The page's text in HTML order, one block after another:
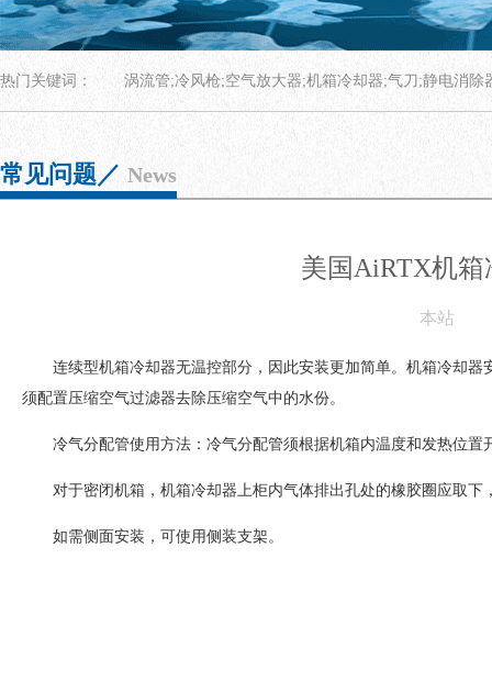
热门关键词： 涡流管;冷风枪;空气放大器;机箱冷却器;气刀;静电消除
常见问题／ News
美国AiRTX机
本站
连续型机箱冷却器无温控部分，因此安装更加简单。机箱冷却
须配置压缩空气过滤器去除压缩空气中的水份。
冷气分配管使用方法：冷气分配管须根据机箱内温度和发热位置
对于密闭机箱，机箱冷却器上柜内气体排出孔处的橡胶圈应取
如需侧面安装，可使用侧装支架。